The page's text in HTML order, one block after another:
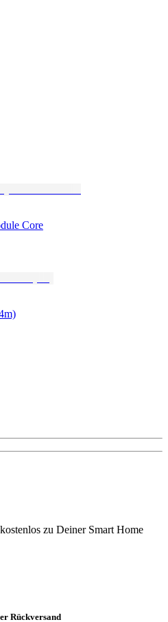
Core
zu Deiner Smart Home
Rückversand